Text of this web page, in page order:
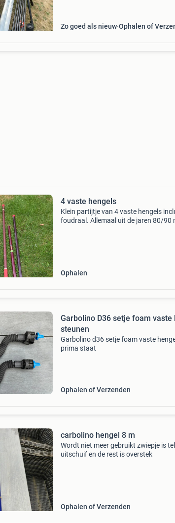
Zo goed als nieuw Ophalen of
4 vaste hengels
Klein partijtje van 4 vaste hengels
foudraal. Allemaal uit de jaren 80/90
Ophalen
Garbolino D36 setje foam vaste
steunen
Garbolino d36 setje foam vaste
prima staat
Ophalen of Verzenden
carbolino hengel 8 m
Wordt niet meer gebruikt zwiepje is
uitschuif en de rest is overstek
Ophalen of Verzenden